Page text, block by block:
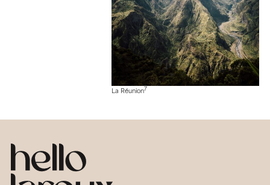
La Réunion7